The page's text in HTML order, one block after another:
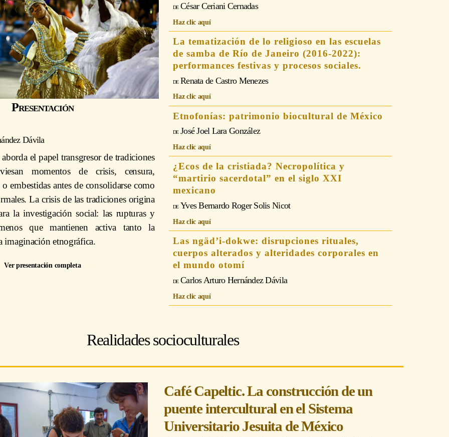
Presentación
Dávila
el papel transgresor de tradiciones
momentos de crisis, censura,
o embestidas antes de consolidarse como
La crisis de las tradiciones origina
la investigación social: las rupturas y
que mantienen activa tanto la
imaginación etnográfica.
Ver presentación completa
César Ceriani Cernadas
Haz clic aquí
La tematización de lo religioso en las escuelas
de samba de Río de Janeiro (2016-2022):
performances festivas y procesos sociales.
Renata de Castro Menezes
Haz clic aquí
Etnofonías: patrimonio biocultural de México
José Joel Lara González
Haz clic aquí
¿Ecos de la cristiada? Necropolítica y
“martirio sacerdotal” en el siglo XXI
mexicano
Yves Bernardo Roger Solis Nicot
Haz clic aquí
Las ngäd’i-dokwe: disrupciones rituales,
cuerpos alterados y alteridades corporales en
el mundo otomí
Carlos Arturo Hernández Dávila
Haz clic aquí
Realidades socioculturales
Café Capeltic. La construcción de un
puente intercultural en el Sistema
Universitario Jesuita de México